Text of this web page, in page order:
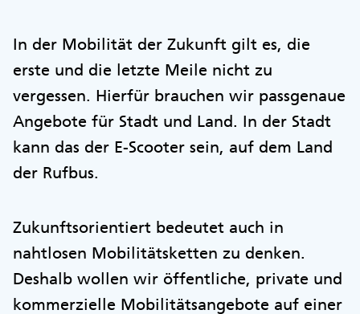
In der Mobilität der Zukunft gilt es, die
erste und die letzte Meile nicht zu
vergessen. Hierfür brauchen wir passgenaue
Angebote für Stadt und Land. In der Stadt
kann das der E-Scooter sein, auf dem Land
der Rufbus.
Zukunftsorientiert bedeutet auch in
nahtlosen Mobilitätsketten zu denken.
Deshalb wollen wir öffentliche, private und
kommerzielle Mobilitätsangebote auf einer